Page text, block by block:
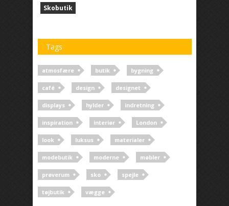
Skobutik
Tags
atmosfære butik bygning
café design designet
displays hylder indretning
inspiration interiør London
look luksus materialer
modebutik moderne møbler
prøverum sko spejle
tøjbutik vægge